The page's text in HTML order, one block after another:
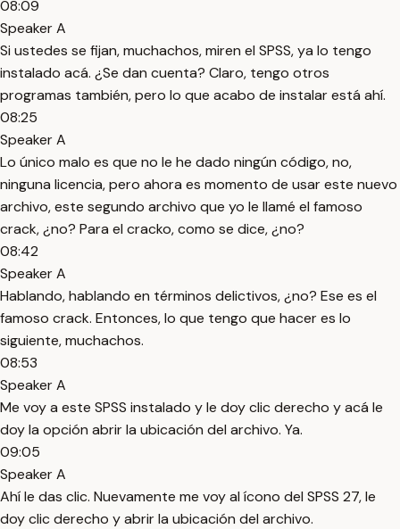
08:09
Speaker A
Si ustedes se fijan, muchachos, miren el SPSS, ya lo tengo
instalado acá. ¿Se dan cuenta? Claro, tengo otros
programas también, pero lo que acabo de instalar está ahí.
08:25
Speaker A
Lo único malo es que no le he dado ningún código, no,
ninguna licencia, pero ahora es momento de usar este nuevo
archivo, este segundo archivo que yo le llamé el famoso
crack, ¿no? Para el cracko, como se dice, ¿no?
08:42
Speaker A
Hablando, hablando en términos delictivos, ¿no? Ese es el
famoso crack. Entonces, lo que tengo que hacer es lo
siguiente, muchachos.
08:53
Speaker A
Me voy a este SPSS instalado y le doy clic derecho y acá le
doy la opción abrir la ubicación del archivo. Ya.
09:05
Speaker A
Ahí le das clic. Nuevamente me voy al ícono del SPSS 27, le
doy clic derecho y abrir la ubicación del archivo.